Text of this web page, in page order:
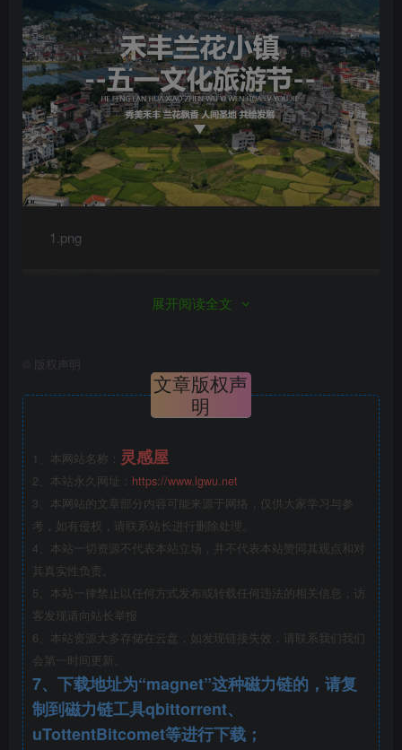
1.png
2、活动概述.png
展开阅读全文
版权声明
文章版权声
明
1、本网站名称： 灵感屋
2、本站永久网址： https://www.lgwu.net
3、本网站的文章部分内容可能来源于网络，仅供大家学习与参
考，如有侵权，请联系站长进行删除处理。
4、本站一切资源不代表本站立场，并不代表本站赞同其观点和对
其真实性负责。
5、本站一律禁止以任何方式发布或转载任何违法的相关信息，访
客发现请向站长举报
6、本站资源大多存储在云盘，如发现链接失效，请联系我们我们
会第一时间更新。
7、下载地址为“magnet”这种磁力链的，请复
制到磁力链工具qbittorrent、
uTottentBitcomet等进行下载；